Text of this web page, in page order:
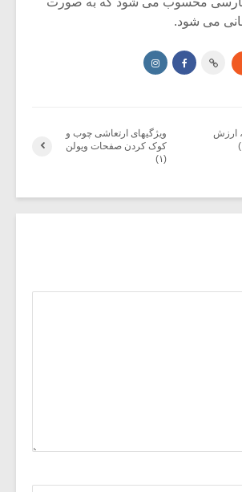
می شود.
ویژگیهای ارتعاشی چوب و
کوک کردن صفحات ویولن
(۱)
ارزش